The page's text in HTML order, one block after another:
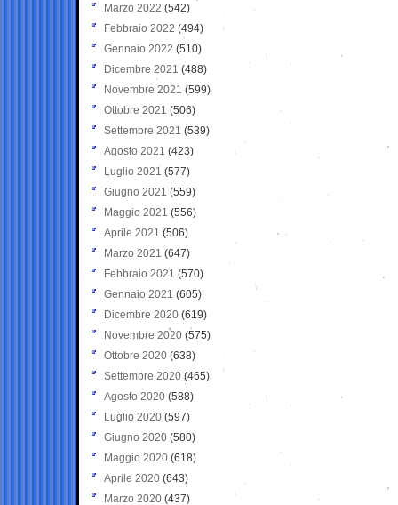
Marzo 2022 (542)
Febbraio 2022 (494)
Gennaio 2022 (510)
Dicembre 2021 (488)
Novembre 2021 (599)
Ottobre 2021 (506)
Settembre 2021 (539)
Agosto 2021 (423)
Luglio 2021 (577)
Giugno 2021(559)
Maggio 2021 (556)
Aprile 2021 (506)
Marzo 2021 (647)
Febbraio 2021 (570)
Gennaio 2021 (605)
Dicembre 2020 (619)
Novembre 2020 (575)
Ottobre 2020 (638)
Settembre 2020(465)
Agosto 2020 (588)
Luglio 2020 (597)
Giugno 2020 (580)
Maggio 2020 (618)
Aprile 2020 (643)
Marzo 2020 (437)